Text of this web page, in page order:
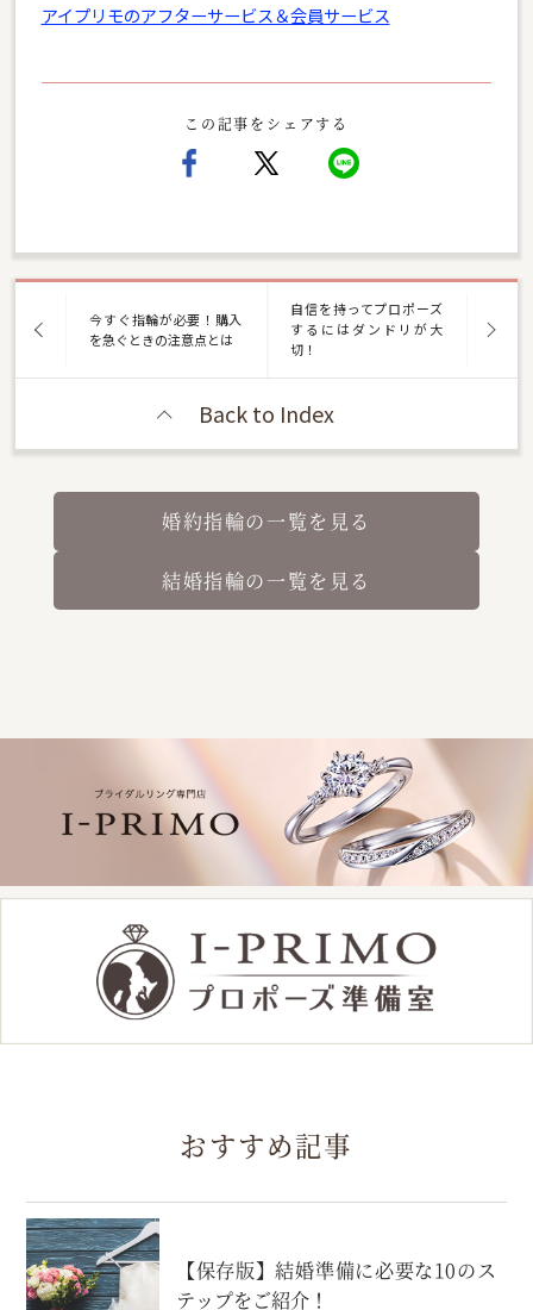
アイプリモのアフターサービス＆会員サービス
この記事をシェアする
今すぐ指輪が必要！購入
を急ぐときの注意点とは
自信を持ってプロポーズ
するにはダンドリが大
切！
Back to Index
婚約指輪の一覧を見る
結婚指輪の一覧を見る
おすすめ記事
【保存版】結婚準備に必要な10のス
テップをご紹介！